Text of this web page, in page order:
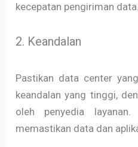
kecepatan pengiriman data.
2. Keandalan
Pastikan data center
keandalan yang tinggi,
oleh penyedia
memastikan data dan